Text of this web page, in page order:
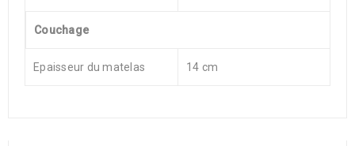
Couchage
Epaisseur du matelas 14 cm